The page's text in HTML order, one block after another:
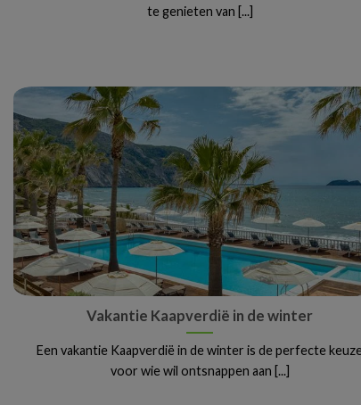
te genieten van [...]
Vakantie Kaapverdië in de winter
Een vakantie Kaapverdië in de winter is de perfecte
voor wie wil ontsnappen aan [...]